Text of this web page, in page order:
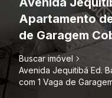
Apartamento
de Garagem
Buscar imóvel
Avenida Jequitibá Ed.
com 1 Vaga de